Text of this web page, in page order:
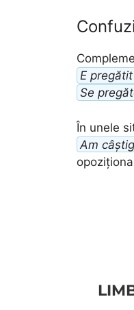
E pregătit
Se
În unele
Am